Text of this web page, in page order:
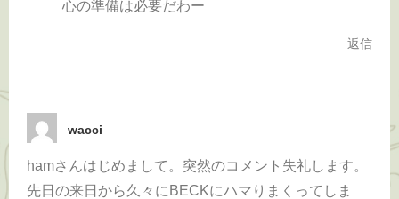
心の準備は必要だわー
返信
wacci
hamさんはじめまして。突然のコメント失礼します。
先日の来日から久々にBECKにハマりまくってしま